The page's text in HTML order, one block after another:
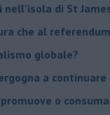
di St
che al
globale?
a continuare
o